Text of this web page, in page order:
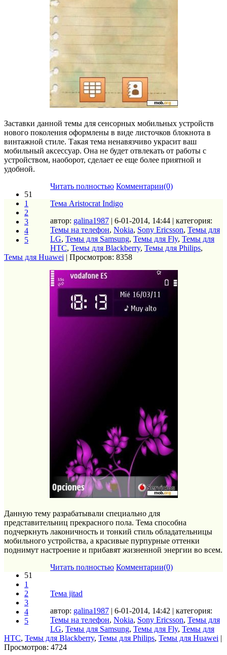
Заставки данной темы для сенсорных мобильных устройств
нового поколения оформлены в виде листочков блокнота в
винтажной стиле. Такая тема ненавязчиво украсит ваш
мобильный аксессуар. Она не будет отвлекать от работы с
устройством, наоборот, сделает ее еще более приятной и
удобной.
51
1
2
3
4
5
Читать полностью Комментарии(0)
Тема Aristocrat Indigo
автор: galina1987 | 6-01-2014, 14:44 | категория:
Темы на телефон, Nokia, Sony Ericsson, Темы для
LG, Темы для Samsung, Темы для Fly, Темы для
HTC, Темы для Blackberry, Темы для Philips,
Темы для Huawei | Просмотров: 8358
Данную тему разрабатывали специально для
представительниц прекрасного пола. Тема способна
подчеркнуть лаконичность и тонкий стиль обладательницы
мобильного устройства, а красивые пурпурные оттенки
поднимут настроение и прибавят жизненной энергии во всем.
51
1
2
3
4
5
Читать полностью Комментарии(0)
Тема jitad
автор: galina1987 | 6-01-2014, 14:42 | категория:
Темы на телефон, Nokia, Sony Ericsson, Темы для
LG, Темы для Samsung, Темы для Fly, Темы для
HTC, Темы для Blackberry, Темы для Philips, Темы для Huawei |
Просмотров: 4724